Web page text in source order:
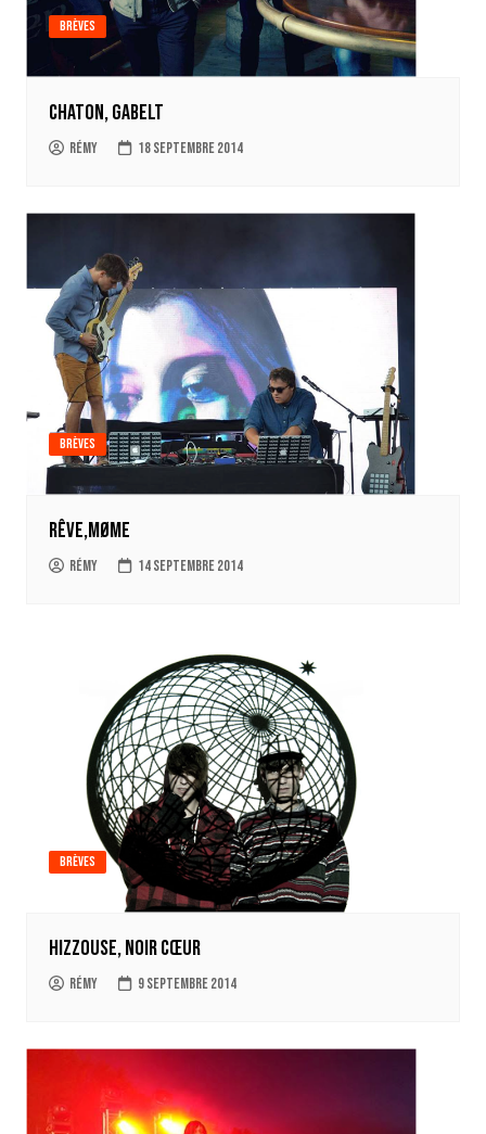
Brèves
Chaton, Gabelt
Rémy 18 septembre 2014
Brèves
Rêve,Møme
Rémy 14 septembre 2014
Brèves
Hizzouse, Noir Cœur
Rémy 9 septembre 2014